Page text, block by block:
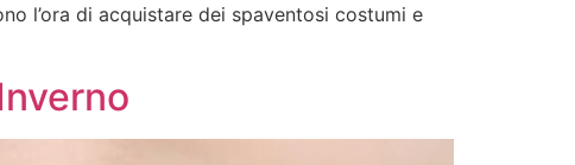
l’ora di acquistare dei spaventosi costumi e